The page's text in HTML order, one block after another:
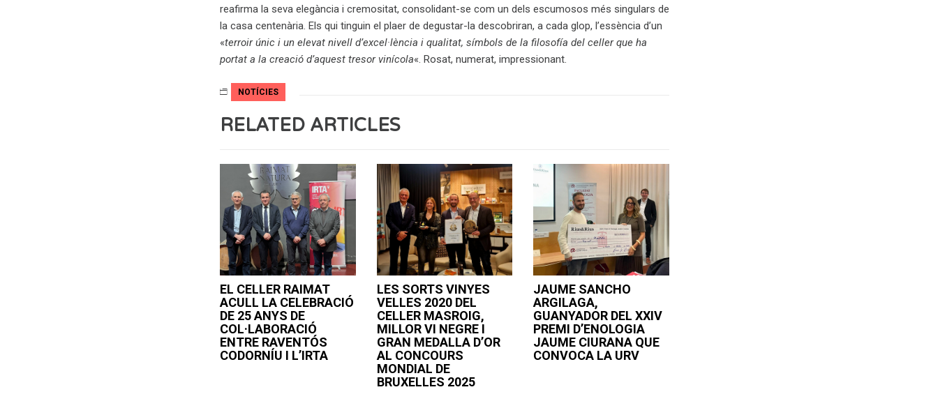
reafirma la seva elegància i cremositat, consolidant-se com un dels escumosos més singulars de
la casa centenària. Els qui tinguin el plaer de degustar-la descobriran, a cada glop, l’essència d’un
«terroir únic i un elevat nivell d’excel·lència i qualitat, símbols de la filosofía del celler que ha
portat a la creació d’aquest tresor vinícola«. Rosat, numerat, impressionant.
NOTÍCIES
RELATED ARTICLES
EL CELLER RAIMAT
ACULL LA CELEBRACIÓ
DE 25 ANYS DE
COL·LABORACIÓ
ENTRE RAVENTÓS
CODORNÍU I L’IRTA
LES SORTS VINYES
VELLES 2020 DEL
CELLER MASROIG,
MILLOR VI NEGRE I
GRAN MEDALLA D’OR
AL CONCOURS
MONDIAL DE
BRUXELLES 2025
JAUME SANCHO
ARGILAGA,
GUANYADOR DEL XXIV
PREMI D’ENOLOGIA
JAUME CIURANA QUE
CONVOCA LA URV